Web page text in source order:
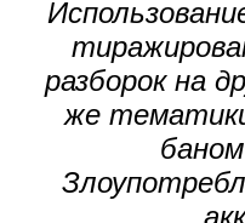
разборок на
же